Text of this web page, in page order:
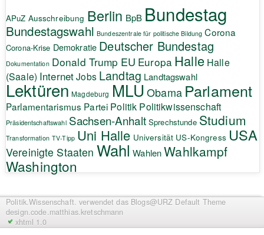
APuZ Ausschreibung Berlin BpB Bundestag
Bundestagswahl Bundeszentrale für politische Bildung Corona
Corona-Krise Demokratie Deutscher Bundestag
Dokumentation Donald Trump EU Europa Halle Halle
(Saale) InternetJobs Landtag Landtagswahl
Lektüren Magdeburg MLU Obama Parlament
Parlamentarismus Partei Politik Politikwissenschaft
Präsidentschaftswahl Sachsen-Anhalt Sprechstunde Studium
Transformation TV-Tipp Uni Halle Universität US-Kongress USA
Vereinigte Staaten Wahl Wahlen Wahlkampf
Washington
Politik.Wissenschaft. verwendet das Blogs@URZ Default Theme
design.code. matthias.kretschmann
xhtml 1.0